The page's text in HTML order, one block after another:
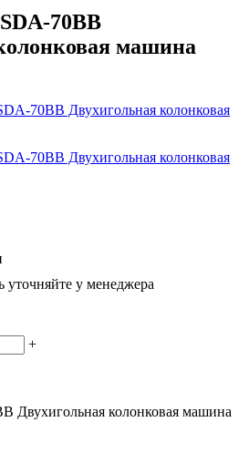
70BB
машина
у менеджера
+
Двухигольная колонковая машина